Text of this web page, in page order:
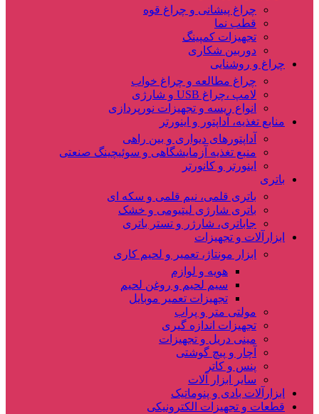
چراغ پیشانی و چراغ قوه
قطب نما
تجهیزات کمپینگ
دوربین شکاری
چراغ و روشنایی
چراغ مطالعه و چراغ خواب
لامپ ،چراغ USB و شارژی
انواع ریسه و تجهیزات نورپردازی
منابع تغذیه، آداپتور و اینورتر
آداپتورهای دیواری و بین راهی
منبع تغذیه آزمایشگاهی و سوئیچینگ صنعتی
اینورتر و کانورتر
باتری
باتری قلمی، نیم قلمی و سکه ای
باتری شارژی لیتیومی و خشک
جاباتری، شارژر و تستر باتری
ابزارآلات و تجهیزات
ابزار مونتاژ، تعمیر و لحیم کاری
هویه و لوازم
سیم لحیم و روغن لحیم
تجهیزات تعمیر موبایل
مولتی متر و پراب
تجهیزات اندازه گیری
مینی دریل و تجهیزات
آچار و پیچ گوشتی
پنس و کاتر
سایر ابزار آلات
ابزارآلات بادی و پنوماتیک
قطعات و تجهیزات الکترونیکی